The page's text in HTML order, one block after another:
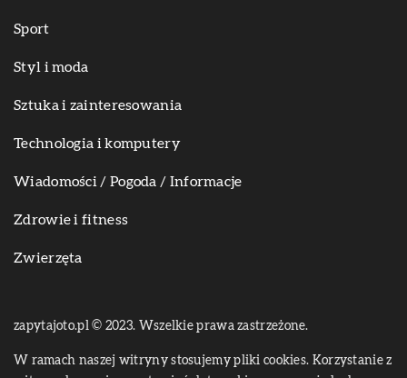
Sport
Styl i moda
Sztuka i zainteresowania
Technologia i komputery
Wiadomości / Pogoda / Informacje
Zdrowie i fitness
Zwierzęta
zapytajoto.pl © 2023. Wszelkie prawa zastrzeżone.
W ramach naszej witryny stosujemy pliki cookies. Korzystanie z